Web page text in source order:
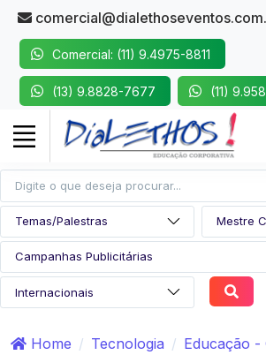
Comercial: (11) 9.4975-8811
(13) 9.8828-7677 (11)
Home Tecnologia
Educação -